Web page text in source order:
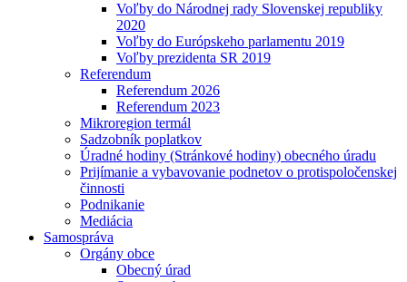
Voľby do Národnej rady Slovenskej republiky
2020
Voľby do Európskeho parlamentu 2019
Voľby prezidenta SR 2019
Referendum
Referendum 2026
Referendum 2023
Mikroregion termál
Sadzobník poplatkov
Úradné hodiny (Stránkové hodiny) obecného úradu
Prijímanie a vybavovanie podnetov o protispoločenskej
činnosti
Podnikanie
Mediácia
Samospráva
Orgány obce
Obecný úrad